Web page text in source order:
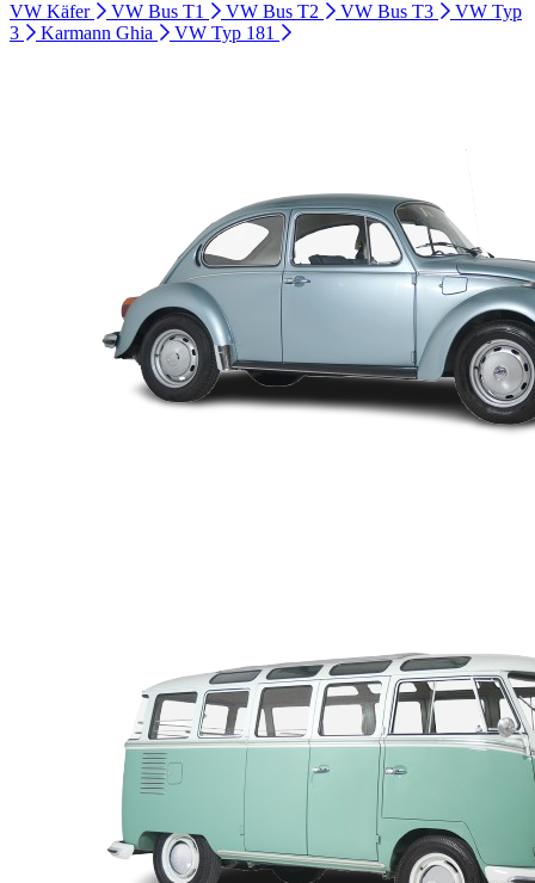
VW Käfer
VW Bus T1 VW Bus T2 VW Bus T3
VW Typ
3
Karmann Ghia VW Typ 181